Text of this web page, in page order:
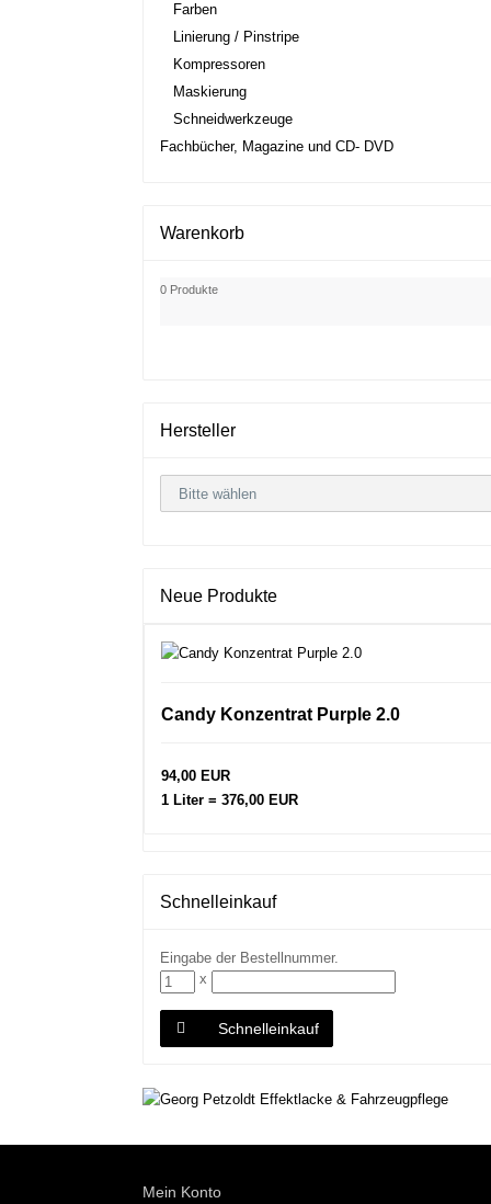
Farben
Linierung / Pinstripe
Kompressoren
Maskierung
Schneidwerkzeuge
Fachbücher, Magazine und CD- DVD
Warenkorb
0 Produkte
Hersteller
Neue Produkte
Candy Konzentrat Purple 2.0
94,00 EUR
1 Liter = 376,00 EUR
Schnelleinkauf
Eingabe der Bestellnummer.
x
Schnelleinkauf
Mein Konto